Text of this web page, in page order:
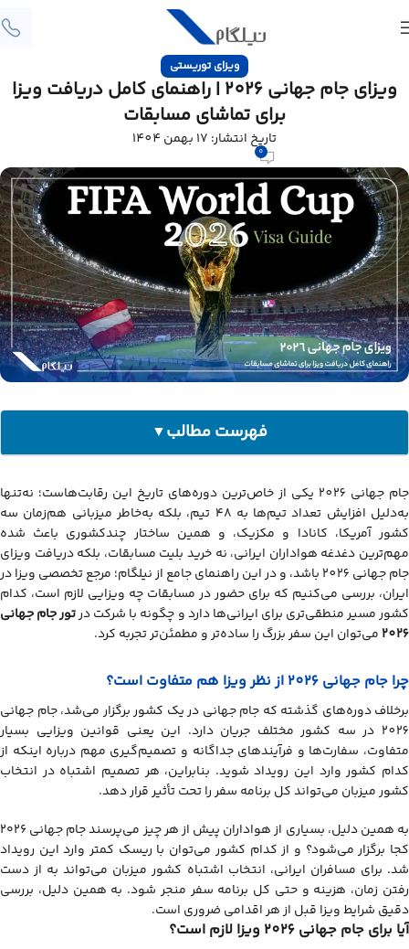
ویزای توریستی
ویزای جام جهانی 2026 | راهنمای کامل دریافت ویزا
برای تماشای مسابقات
تاریخ انتشار: 17 بهمن 1404
0
فهرست مطالب▼
جام جهانی 2026 در کدام کشورها برگزار می‌شود؟
بهترین کشور برای گرفتن ویزای جام جهانی 2026 برای ایرانی‌ها
چه زمانی برای ویزای جام جهانی 2026 اقدام کنیم؟
اشتباهات رایج ایرانی‌ها در گرفتن ویزای جام جهانی 2026
جام جهانی 2026 یکی از خاص‌ترین دوره‌های تاریخ این رقابت‌هاست؛ نه‌تنها
به‌دلیل افزایش تعداد تیم‌ها به ۴۸ تیم، بلکه به‌خاطر میزبانی هم‌زمان سه
کشور آمریکا، کانادا و مکزیک، و همین ساختار چندکشوری باعث شده
مهم‌ترین دغدغه هواداران ایرانی، نه خرید بلیت مسابقات، بلکه دریافت ویزای
جام جهانی 2026 باشد، و در این راهنمای جامع از نیلگام؛ مرجع تخصصی ویزا در
ایران، بررسی می‌کنیم که برای حضور در مسابقات چه ویزایی لازم است، کدام
کشور مسیر منطقی‌تری برای ایرانی‌ها دارد و چگونه با شرکت درتور جام جهانی
2026 می‌توان این سفر بزرگ را ساده‌تر و مطمئن‌تر تجربه کرد.
چرا جام جهانی 2026 از نظر ویزا هم متفاوت است؟
برخلاف دوره‌های گذشته که جام جهانی در یک کشور برگزار می‌شد، جام جهانی
2026 در سه کشور مختلف جریان دارد. این یعنی قوانین ویزایی بسیار
متفاوت، سفارت‌ها و فرآیندهای جداگانه و تصمیم‌گیری مهم درباره اینکه از
کدام کشور وارد این رویداد شوید. بنابراین، هر تصمیم اشتباه در انتخاب
کشور میزبان می‌تواند کل برنامه سفر را تحت تأثیر قرار دهد.
به همین دلیل، بسیاری از هواداران پیش از هر چیز می‌پرسند جام جهانی ۲۰۲۶
کجا برگزار می‌شود؟ و از کدام کشور می‌توان با ریسک کمتر وارد این رویداد
شد. برای مسافران ایرانی، انتخاب اشتباه کشور میزبان می‌تواند به از دست
رفتن زمان، هزینه و حتی کل برنامه سفر منجر شود. به همین دلیل، بررسی
دقیق شرایط ویزا قبل از هر اقدامی ضروری است.
آیا برای جام جهانی 2026 ویزا لازم است؟